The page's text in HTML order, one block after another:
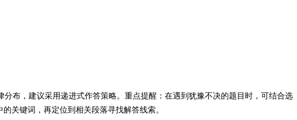
布，建议采用递进式作答策略。重点提醒：在遇到犹豫不决的题目时，可结合选
关键词，再定位到相关段落寻找解答线索。